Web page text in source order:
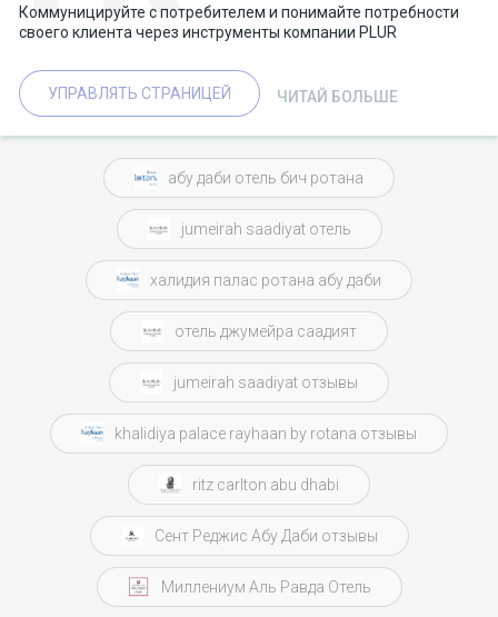
Коммуницируйте с потребителем и понимайте потребности
своего клиента через инструменты компании PLUR
УПРАВЛЯТЬ СТРАНИЦЕЙ ЧИТАЙ БОЛЬШЕ
абу даби отель бич ротана
jumeirah saadiyat отель
халидия палас ротана абу даби
отель джумейра саадият
jumeirah saadiyat отзывы
khalidiya palace rayhaan by rotana отзывы
ritz carlton abu dhabi
Сент Реджис Абу Даби отзывы
Миллениум Аль Равда Отель